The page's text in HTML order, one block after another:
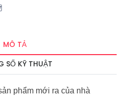
MÔ TẢ
SỐ KỸ THUẬT
phẩm mới ra của nhà